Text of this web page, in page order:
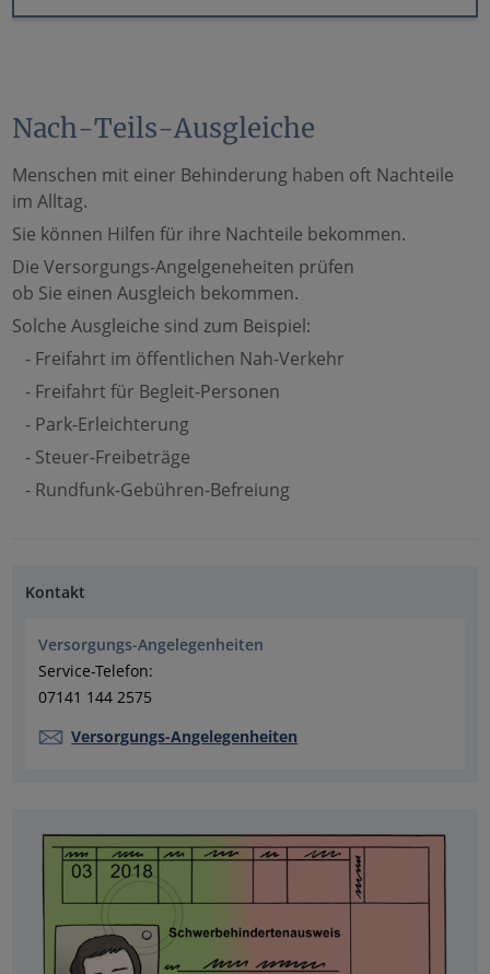
Nach-Teils-Ausgleiche
Menschen mit einer Behinderung haben oft Nachteile
im Alltag.
Sie können Hilfen für ihre Nachteile bekommen.
Die Versorgungs-Angelgeneheiten prüfen
ob Sie einen Ausgleich bekommen.
Solche Ausgleiche sind zum Beispiel:
- Freifahrt im öffentlichen Nah-Verkehr
- Freifahrt für Begleit-Personen
- Park-Erleichterung
- Steuer-Freibeträge
- Rundfunk-Gebühren-Befreiung
Kontakt
Versorgungs-Angelegenheiten
Service-Telefon:
07141 144 2575
Versorgungs-Angelegenheiten